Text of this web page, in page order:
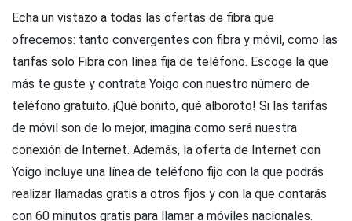
Echa un vistazo a todas las ofertas de fibra que
ofrecemos: tanto convergentes con fibra y móvil, como las
tarifas solo Fibra con línea fija de teléfono. Escoge la que
más te guste y contrata Yoigo con nuestro número de
teléfono gratuito. ¡Qué bonito, qué alboroto! Si las tarifas
de móvil son de lo mejor, imagina como será nuestra
conexión de Internet. Además, la oferta de Internet con
Yoigo incluye una línea de teléfono fijo con la que podrás
realizar llamadas gratis a otros fijos y con la que contarás
con 60 minutos gratis para llamar a móviles nacionales.